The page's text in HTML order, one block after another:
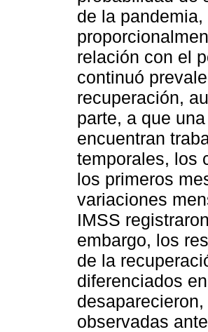
de la
relación con el
continuó
recuperación,
parte, a que
encuentran
temporales, los
los primeros
variaciones
IMSS
embargo, los
de la
diferenciados
observadas